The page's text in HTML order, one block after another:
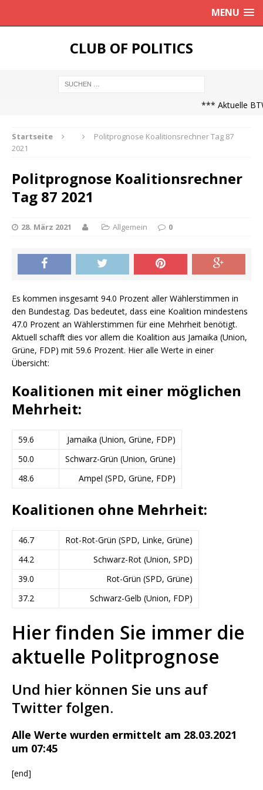
MENU
CLUB OF POLITICS
*** Aktuelle
Startseite
Politprognose Koalitionsrechner Tag 87
2021
Politprognose Koalitionsrechner
Tag 87 2021
28. März 2021 Allgemein 0
Es kommen insgesamt 94.0 Prozent aller Wählerstimmen in
den Bundestag. Das bedeutet, dass eine Koalition mindestens
47.0 Prozent an Wählerstimmen für eine Mehrheit benötigt.
Aktuell schafft dies vor allem die Koalition aus Jamaika (Union,
Grüne, FDP) mit 59.6 Prozent. Hier alle Werte in einer
Übersicht:
Koalitionen mit einer möglichen
Mehrheit:
59.6
Jamaika (Union, Grüne, FDP)
50.0
Schwarz-Grün (Union, Grüne)
48.6
Ampel (SPD, Grüne, FDP)
Koalitionen ohne Mehrheit:
46.7
Rot-Rot-Grün (SPD, Linke, Grüne)
44.2
Schwarz-Rot (Union, SPD)
39.0
Rot-Grün (SPD, Grüne)
37.2
Schwarz-Gelb (Union, FDP)
Hier finden Sie immer die
aktuelle Politprognose
Und hier können Sie uns auf
Twitter folgen.
Alle Werte wurden ermittelt am 28.03.2021
um 07:45
[end]